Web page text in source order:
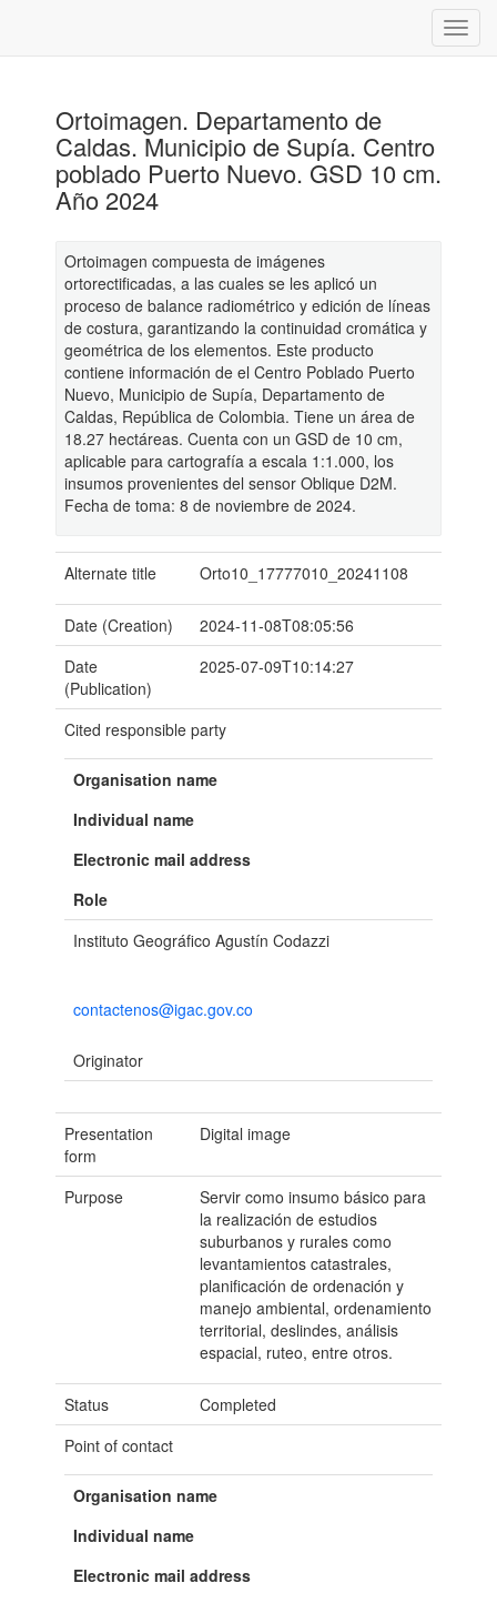
Ortoimagen. Departamento de
Caldas. Municipio de Supía. Centro
poblado Puerto Nuevo. GSD 10 cm.
Año 2024
Ortoimagen compuesta de imágenes
ortorectificadas, a las cuales se les aplicó un
proceso de balance radiométrico y edición de líneas
de costura, garantizando la continuidad cromática y
geométrica de los elementos. Este producto
contiene información de el Centro Poblado Puerto
Nuevo, Municipio de Supía, Departamento de
Caldas, República de Colombia. Tiene un área de
18.27 hectáreas. Cuenta con un GSD de 10 cm,
aplicable para cartografía a escala 1:1.000, los
insumos provenientes del sensor Oblique D2M.
Fecha de toma: 8 de noviembre de 2024.
Alternate title Orto10_17777010_20241108
Date (Creation)
2024-11-08T08:05:56
Date
(Publication)
2025-07-09T10:14:27
Cited responsible party
Organisation name
Individual name
Electronic mail address
Role
Instituto Geográfico Agustín Codazzi
contactenos@igac.gov.co
Originator
Presentation
form
Digital image
Purpose
Servir como insumo básico para
la realización de estudios
suburbanos y rurales como
levantamientos catastrales,
planificación de ordenación y
manejo ambiental, ordenamiento
territorial, deslindes, análisis
espacial, ruteo, entre otros.
Status
Completed
Point of contact
Organisation name
Individual name
Electronic mail address